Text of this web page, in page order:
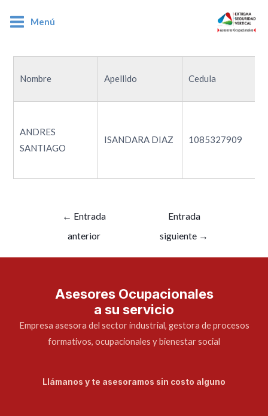
Menú
Nombre Apellido Cedula
ANDRES
SANTIAGO
ISANDARA DIAZ 1085327909
← Entrada
anterior
Entrada
siguiente →
Asesores Ocupacionales
a su servicio
Empresa asesora del sector industrial, gestora de procesos
formativos, ocupacionales y bienestar social
Llámanos y te asesoramos sin costo alguno